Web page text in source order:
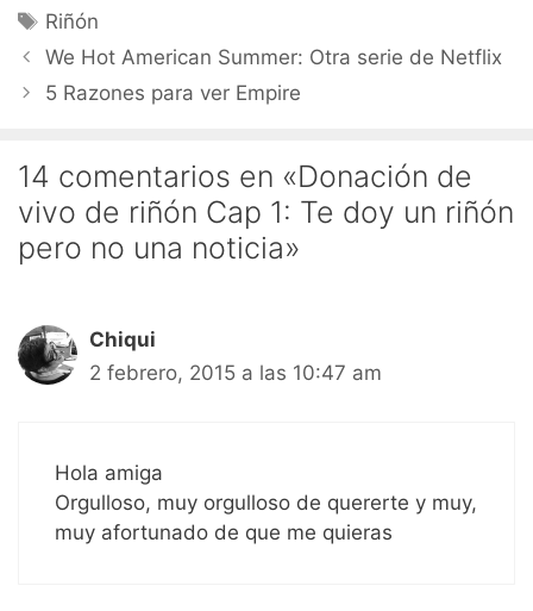
Etiquetas
Riñón
We Hot American Summer: Otra serie de Netflix
5 Razones para ver Empire
14 comentarios en «Donación de
vivo de riñón Cap 1: Te doy un riñón
pero no una noticia»
Chiqui
2 febrero, 2015 a las 10:47 am
Hola amiga
Orgulloso, muy orgulloso de quererte y muy,
muy afortunado de que me quieras